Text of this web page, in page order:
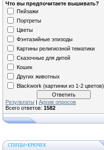
Что вы предпочитаете вышивать?
Пейзажи
Портреты
Цветы
Фэнтазийные эпизоды
Картины религиозной тематики
Сказочные для дитей
Кошек
Других животных
Blackwork (картинки из 1-2 цветов)
Результаты | Архив опросов
Всего ответов: 1582
СПИЦЫ+КРЮЧЕК